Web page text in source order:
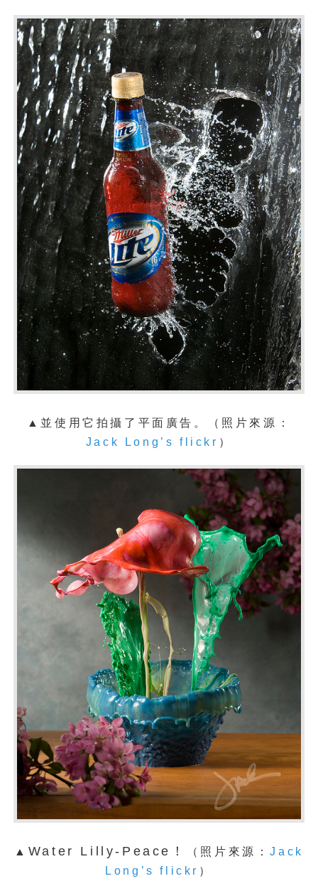
▲並使用它拍攝了平面廣告。
（照片來源：
Jack Long’s flickr ）
▲ Water Lilly-Peace！ （照片來源：Jack
Long’s flickr ）